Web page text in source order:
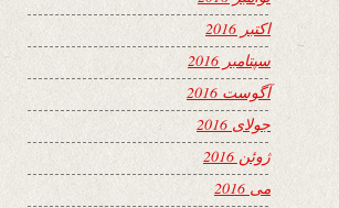
اکتبر 2016
سپتامبر 2016
آگوست 2016
جولای 2016
ژوئن 2016
می 2016